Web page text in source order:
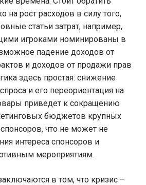
на рост расходов в силу того,
статьи затрат, например,
игроками номинированы в
падение доходов от
и доходов от продажи прав
здесь простая: снижение
и его переориентация на
приведет к сокращению
бюджетов крупных
что не может не
интереса спонсоров и
мероприятиям.
в том, что кризис –